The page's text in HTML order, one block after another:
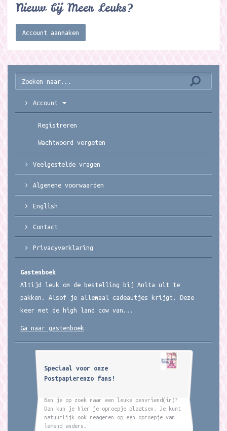
Nieuw bij Meer Leuks?
Account aanmaken
Account
Registreren
Wachtwoord vergeten
Veelgestelde vragen
Algemene voorwaarden
English
Contact
Privacyverklaring
Gastenboek
Altijd leuk om de bestelling bij Anita uit te
pakken. Alsof je allemaal cadeautjes krijgt. Deze
keer met de high land cow van...
Ga naar gastenboek
Speciaal voor onze
Postpapierenzo fans!
Ben je op zoek naar een leuke penvriend(in)?
Dan kun je hier je oproepje plaatsen. Je kunt
natuurlijk ook reageren op een oproepje van
iemand anders.